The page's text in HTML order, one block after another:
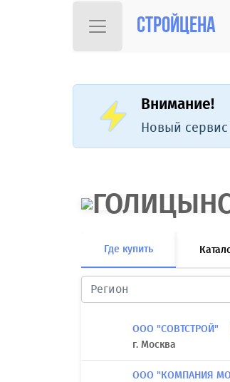
Стройцена
Внимание!
Новый
Где купить
ООО "СОВТСТРОЙ"
г. Москва
ООО "КОМПАНИЯ